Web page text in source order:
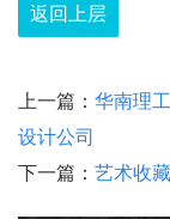
返回上层
上一篇： 华南理
设计公司
下一篇： 艺术收